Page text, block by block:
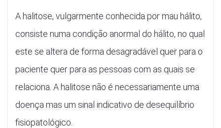
A halitose, vulgarmente conhecida por mau hálito,
consiste numa condição anormal do hálito, no qual
este se altera de forma desagradável quer para o
paciente quer para as pessoas com as quais se
relaciona. A halitose não é necessariamente uma
doença mas um sinal indicativo de desequilíbrio
fisiopatológico.